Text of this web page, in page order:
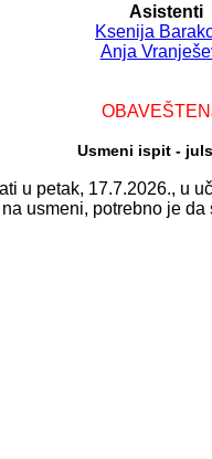
Asistenti
Ksenija
Anja
Usmeni ispit -
u petak, 17.7.2026., u
usmeni, potrebno je